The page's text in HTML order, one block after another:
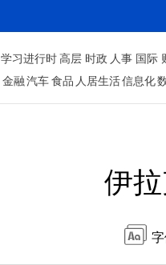
学习进行时高层 时政 人事 国际
金融汽车食品 人居生活信息化
伊
字